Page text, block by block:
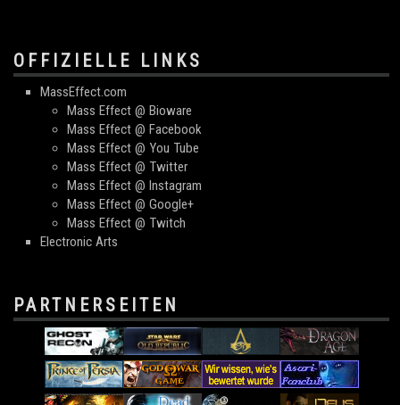
OFFIZIELLE LINKS
MassEffect.com
Mass Effect @ Bioware
Mass Effect @ Facebook
Mass Effect @ You Tube
Mass Effect @ Twitter
Mass Effect @ Instagram
Mass Effect @ Google+
Mass Effect @ Twitch
Electronic Arts
PARTNERSEITEN